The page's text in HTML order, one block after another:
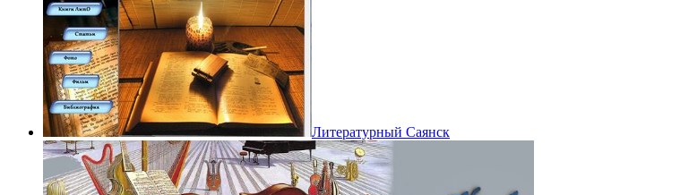
Литературный Саянск